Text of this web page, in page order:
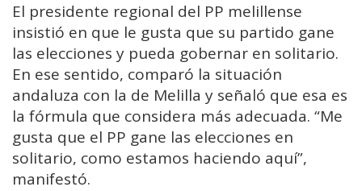
El presidente regional del PP melillense
insistió en que le gusta que su partido gane
las elecciones y pueda gobernar en solitario.
En ese sentido, comparó la situación
andaluza con la de Melilla y señaló que esa es
la fórmula que considera más adecuada. “Me
gusta que el PP gane las elecciones en
solitario, como estamos haciendo aquí”,
manifestó.